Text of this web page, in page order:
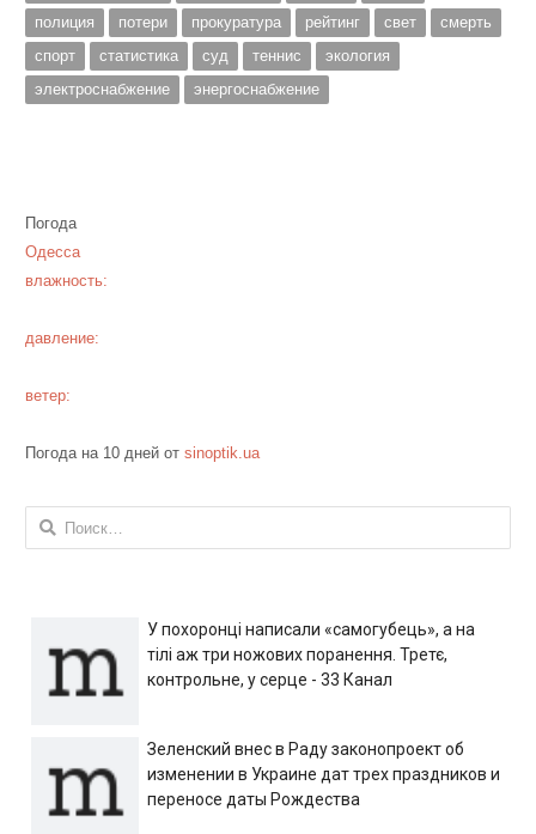
полиция
потери прокуратура рейтинг свет
смерть
спорт
статистика суд теннис
экология
электроснабжение
энергоснабжение
Погода
Одесса
влажность:
давление:
ветер:
Погода на 10 дней от sinoptik.ua
Найти:
У похоронці написали «самогубець», а на
тілі аж три ножових поранення. Третє,
контрольне, у серце - 33 Канал
Зеленский внес в Раду законопроект об
изменении в Украине дат трех праздников и
переносе даты Рождества